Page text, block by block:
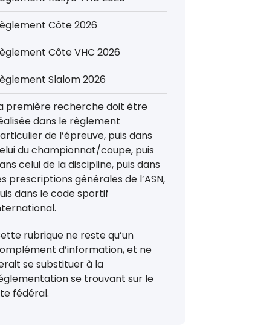
Côte 2026
Côte VHC 2026
Slalom 2026
première recherche doit être
dans le règlement
de l’épreuve, puis dans
du championnat/coupe, puis
celui de la discipline, puis dans
prescriptions générales de l’ASN,
dans le code sportif
rubrique ne reste qu’un
d’information, et ne
se substituer à la
se trouvant sur le
fédéral.